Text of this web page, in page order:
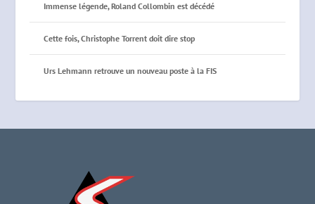
Immense légende, Roland Collombin est décédé
Cette fois, Christophe Torrent doit dire stop
Urs Lehmann retrouve un nouveau poste à la FIS